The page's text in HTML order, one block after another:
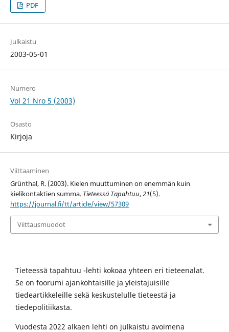
PDF
Julkaistu
2003-05-01
Numero
Vol 21 Nro 5 (2003)
Osasto
Kirjoja
Viittaaminen
Grünthal, R. (2003). Kielen muuttuminen on enemmän kuin
kielikontaktien summa. Tieteessä Tapahtuu,21(5).
https://journal.fi/tt/article/view/57309
Viittausmuodot
Tieteessä tapahtuu -lehti kokoaa yhteen eri tieteenalat.
Se on foorumi ajankohtaisille ja yleistajuisille
tiedeartikkeleille sekä keskustelulle tieteestä ja
tiedepolitiikasta.
Vuodesta 2022 alkaen lehti on julkaistu avoimena